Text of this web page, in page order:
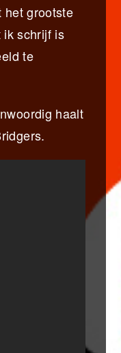
het grootste
ik schrijf is
te
haalt